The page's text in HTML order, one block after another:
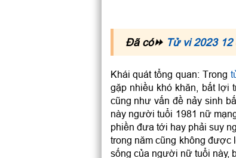
Đã có⏩ Tử vi 2023 12
Khái quát tổng quan: Trong
gặp nhiều khó khăn, bất lợi
cũng như vấn đề nảy sinh
này người tuổi 1981 nữ
phiền đưa tới hay phải suy
trong năm cũng không
sống của người nữ tuổi này,